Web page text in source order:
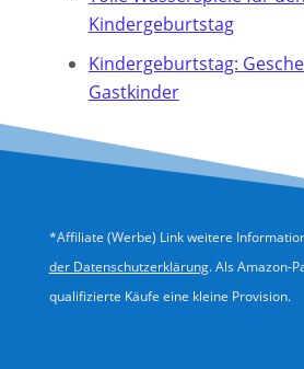
Kindergeburtstag
Kindergeburtstag:
Gastkinder
*Affiliate (Werbe) Link weitere
der Datenschutzerklärung. Als Amazon-
qualifizierte Käufe eine kleine Provision.